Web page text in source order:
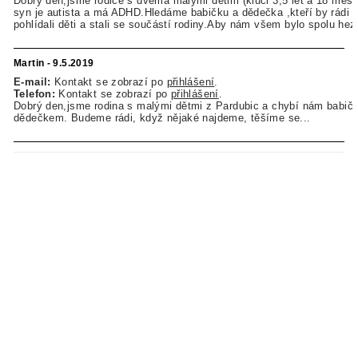
syn je autista a má ADHD.Hledáme babičku a dědečka ,kteří by rádi
pohlídali děti a stali se součástí rodiny.Aby nám všem bylo spolu
Martin - 9.5.2019
E-mail: Kontakt se zobrazí po přihlášení
Telefon: Kontakt se zobrazí po přihlášení
Dobrý den,jsme rodina s malými dětmi z Pardubic a chybí nám
dědečkem. Budeme rádi, když nějaké najdeme, těšíme se...